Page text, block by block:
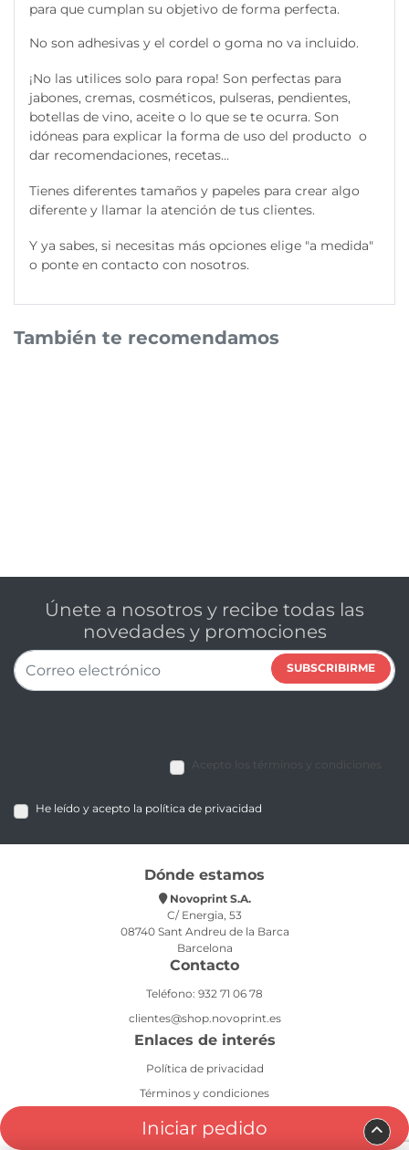
para que cumplan su objetivo de forma perfecta.
No son adhesivas y el cordel o goma no va incluido.
¡No las utilices solo para ropa! Son perfectas para
jabones, cremas, cosméticos, pulseras, pendientes,
botellas de vino, aceite o lo que se te ocurra. Son
idóneas para explicar la forma de uso del producto o
dar recomendaciones, recetas...
Tienes diferentes tamaños y papeles para crear algo
diferente y llamar la atención de tus clientes.
Y ya sabes, si necesitas más opciones elige "a medida"
o ponte en contacto con nosotros.
Iniciar pedido
También te recomendamos
Únete a nosotros y recibe todas las
novedades y promociones
SUBSCRIBIRME
Acepto los términos y condiciones
He leído y acepto la política de privacidad
Dónde estamos
Novoprint S.A.
C/ Energia, 53
08740 Sant Andreu de la Barca
Barcelona
Contacto
Teléfono: 932 71 06 78
clientes@shop.novoprint.es
Enlaces de interés
Política de privacidad
Términos y condiciones
Aviso legal